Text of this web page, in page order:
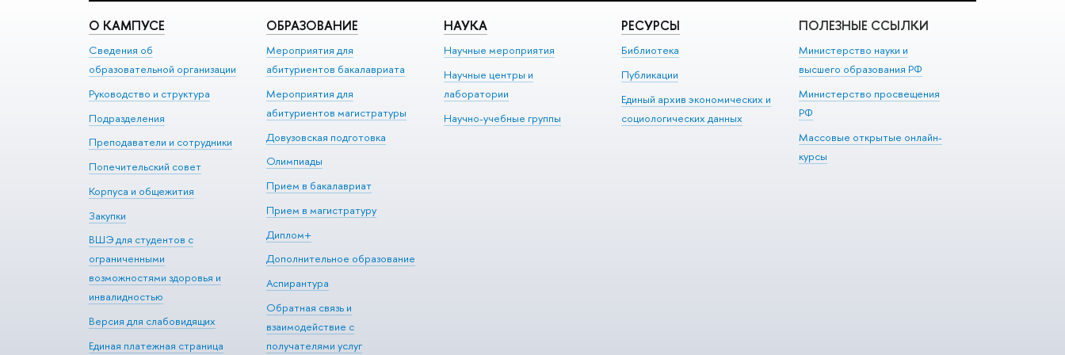
О КАМПУСЕ
Сведения об
образовательной организации
Руководство и структура
Подразделения
Преподаватели и сотрудники
Попечительский совет
Корпуса и общежития
Закупки
ВШЭ для студентов с
ограниченными
возможностями здоровья и
инвалидностью
Версия для слабовидящих
Единая платежная страница
ОБРАЗОВАНИЕ
Мероприятия для
абитуриентов бакалавриата
Мероприятия для
абитуриентов магистратуры
Довузовская подготовка
Олимпиады
Прием в бакалавриат
Прием в магистратуру
Диплом+
Дополнительное образование
Аспирантура
Обратная связь и
взаимодействие с
получателями услуг
НАУКА
Научные мероприятия
Научные центры и
лаборатории
Научно-учебные группы
РЕСУРСЫ
Библиотека
Публикации
Единый архив экономических и
социологических данных
ПОЛЕЗНЫЕ ССЫЛКИ
Министерство науки и
высшего образования РФ
Министерство просвещения
РФ
Массовые открытые онлайн-
курсы